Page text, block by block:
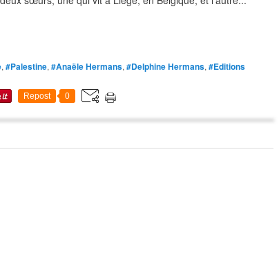
, #Palestine, #Anaële Hermans, #Delphine Hermans, #Editions
Repost 0